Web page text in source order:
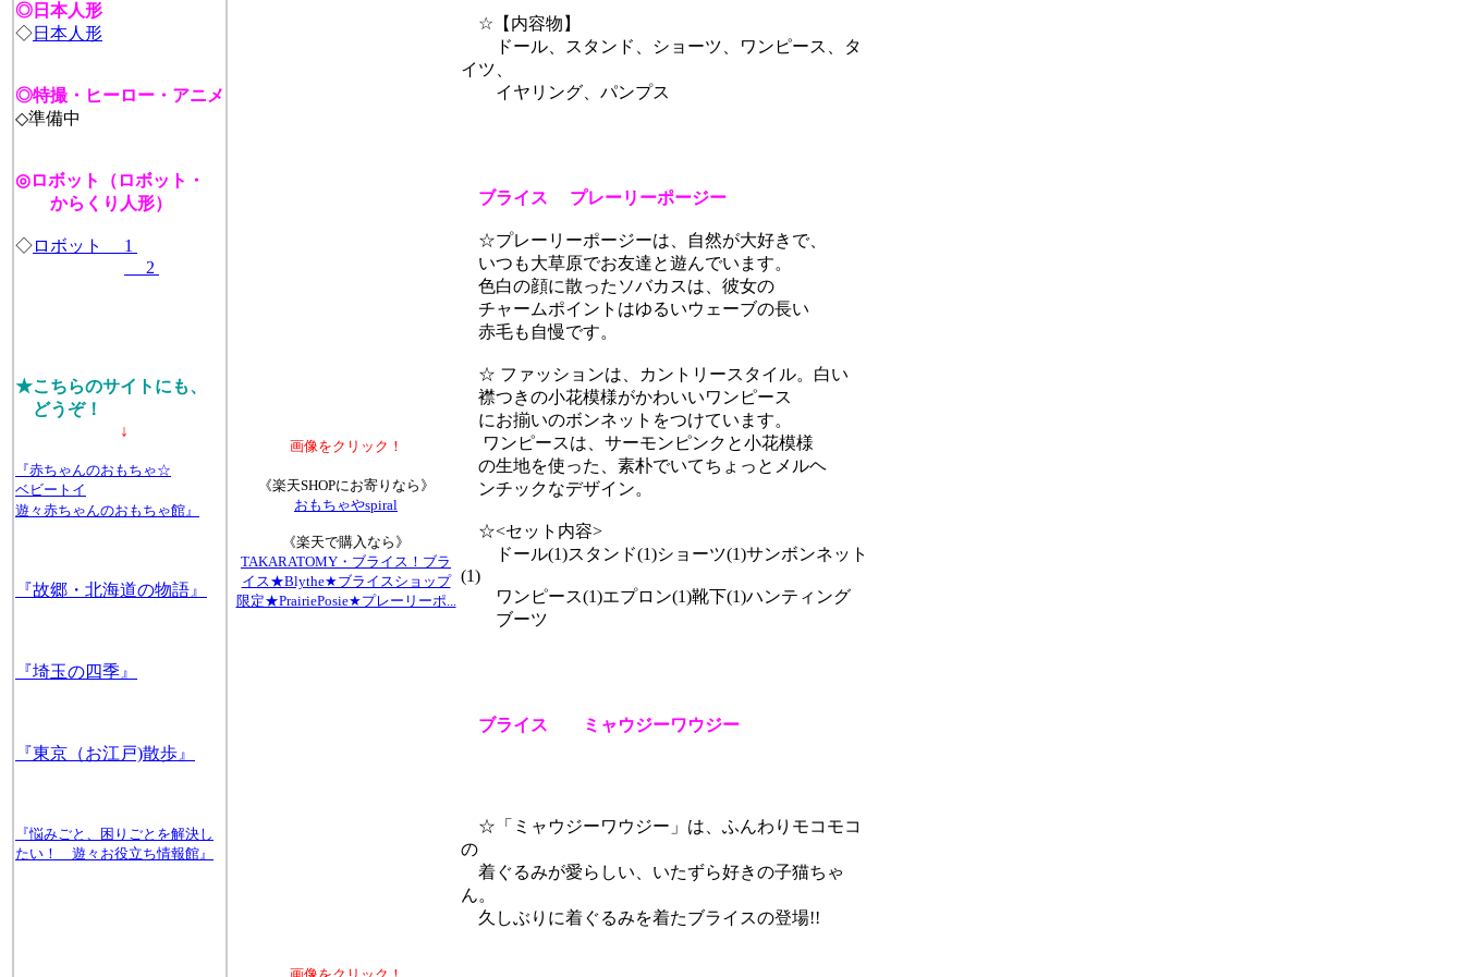
☆【内容物】
ドール、スタンド、ショーツ、ワンピース、タ
イツ、
イヤリング、パンプス
ブライス プレーリーポージー
☆プレーリーポージーは、自然が大好きで、
いつも大草原でお友達と遊んでいます。
色白の顔に散ったソバカスは、彼女の
チャームポイントはゆるいウェーブの長い
赤毛も自慢です。
☆ ファッションは、カントリースタイル。白い
襟つきの小花模様がかわいいワンピース
にお揃いのボンネットをつけています。
ワンピースは、サーモンピンクと小花模様
の生地を使った、素朴でいてちょっとメルヘ
ンチックなデザイン。
☆<セット内容>
ドール(1)スタンド(1)ショーツ(1)サンボンネット
(1)
ワンピース(1)エプロン(1)靴下(1)ハンティング
ブーツ
画像をクリック！
《楽天SHOPにお寄りなら》
おもちゃやspiral
《楽天で購入なら》
TAKARATOMY・ブライス！ブラ
イス★Blythe★ブライスショップ
限定★PrairiePosie★プレーリーポ...
ブライス ミャウジーワウジー
☆「ミャウジーワウジー」は、ふんわりモコモコ
の
着ぐるみが愛らしい、いたずら好きの子猫ちゃ
ん。
久しぶりに着ぐるみを着たブライスの登場!!
◎日本人形
◇日本人形
◎特撮・ヒーロー・アニメ
◇準備中
◎ロボット（ロボット・
からくり人形）
◇ロボット 1
2
★こちらのサイトにも、
どうぞ！
↓
『赤ちゃんのおもちゃ☆
ベビートイ
遊々赤ちゃんのおもちゃ館』
『故郷・北海道の物語』
『埼玉の四季』
『東京（お江戸)散歩』
『悩みごと、困りごとを解決し
たい！ 遊々お役立ち情報館』